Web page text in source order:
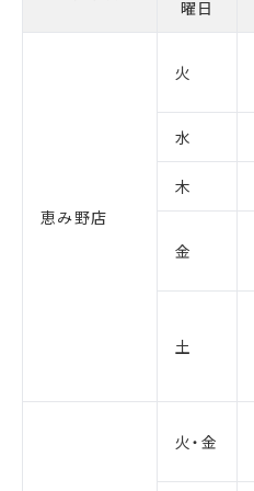
曜日
恵み野店
火
水
木
金
土
火・金